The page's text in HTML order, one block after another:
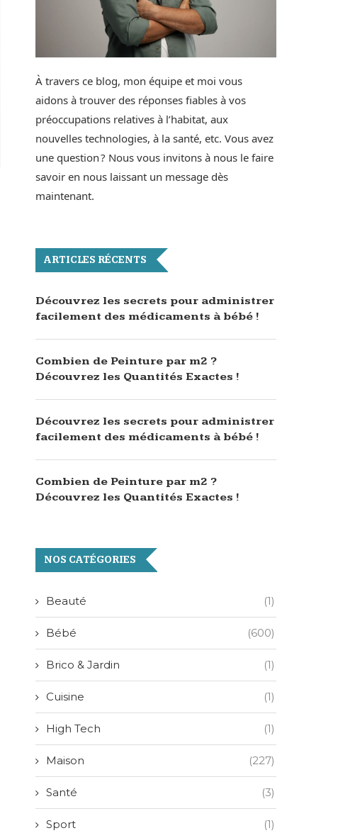
À travers ce blog, mon équipe et moi vous
aidons à trouver des réponses fiables à vos
préoccupations relatives à l’habitat, aux
nouvelles technologies, à la santé, etc. Vous avez
une question ? Nous vous invitons à nous le faire
savoir en nous laissant un message dès
maintenant.
ARTICLES RÉCENTS
Découvrez les secrets pour administrer
facilement des médicaments à bébé !
Combien de Peinture par m2 ?
Découvrez les Quantités Exactes !
Découvrez les secrets pour administrer
facilement des médicaments à bébé !
Combien de Peinture par m2 ?
Découvrez les Quantités Exactes !
NOS CATÉGORIES
Beauté (1)
Bébé (600)
Brico & Jardin (1)
Cuisine (1)
High Tech (1)
Maison (227)
Santé (3)
Sport (1)